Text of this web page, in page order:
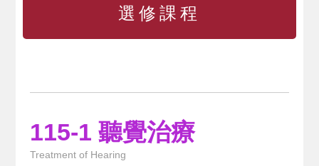
選修課程
115-1 聽覺治療
Treatment of Hearing